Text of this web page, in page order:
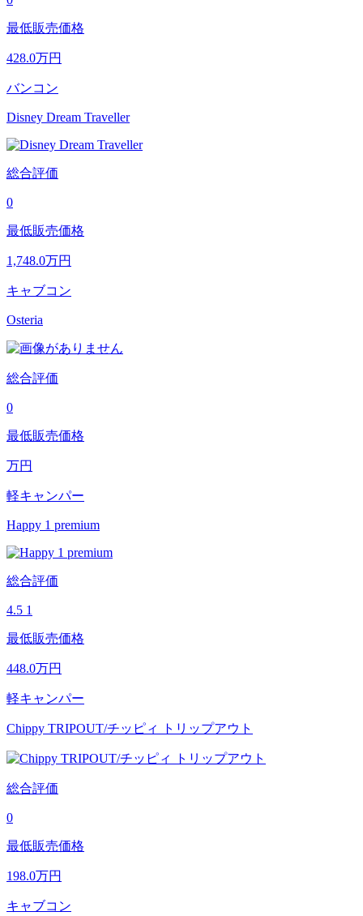
最低販売価格
428.0万円
バンコン
Disney Dream Traveller
総合評価
0
最低販売価格
1,748.0万円
キャブコン
Osteria
総合評価
0
最低販売価格
万円
軽キャンパー
Happy 1 premium
総合評価
4.5 1
最低販売価格
448.0万円
軽キャンパー
Chippy TRIPOUT/チッピィ トリップアウト
総合評価
0
最低販売価格
198.0万円
キャブコン